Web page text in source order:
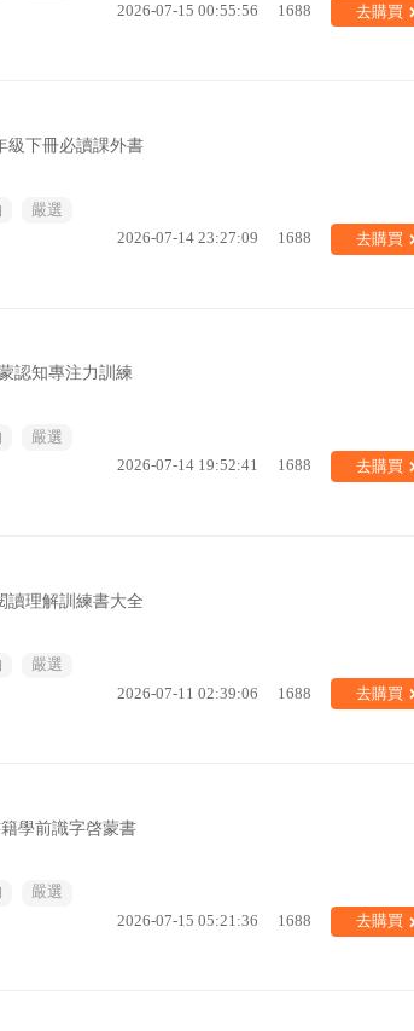
2026-07-15 00:55:56 1688 去購買
級下冊必讀課外書
嚴選
2026-07-14 23:27:09 1688 去購買
認知專注力訓練
嚴選
2026-07-14 19:52:41 1688 去購買
讀理解訓練書大全
嚴選
2026-07-11 02:39:06 1688 去購買
學前識字啓蒙書
嚴選
2026-07-15 05:21:36 1688 去購買